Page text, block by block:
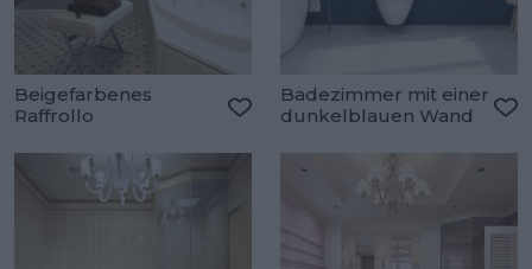
Beigefarbenes
Raffrollo
Badezimmer mit einer
dunkelblauen Wand